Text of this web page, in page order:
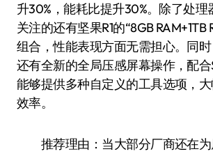
升30%，能耗比提升30%。除了处
关注的还有坚果R1的“8GB RAM+1TB
组合，性能表现方面无需担心。同时
还有全新的全局压感屏幕操作，配合
能够提供多种自定义的工具选项，
效率。
推荐理由：当大部分厂商还在为